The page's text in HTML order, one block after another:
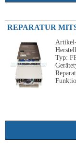
Typ: